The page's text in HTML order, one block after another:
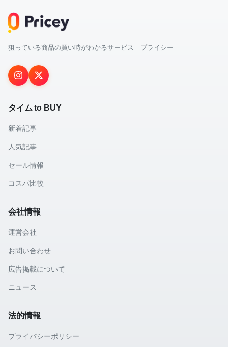
狙っている商品の買い時がわかるサービス プライシー
タイム to BUY
新着記事
人気記事
セール情報
コスパ比較
会社情報
運営会社
お問い合わせ
広告掲載について
ニュース
法的情報
プライバシーポリシー